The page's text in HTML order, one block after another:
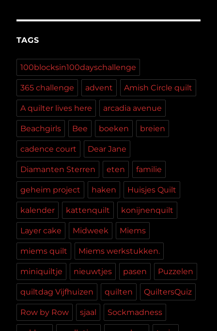
TAGS
100blocksin100dayschallenge
365 challenge advent Amish Circle quilt
A quilter lives here arcadia avenue
Beachgirls Bee boeken breien
cadence court Dear Jane
Diamanten Sterren eten familie
geheim project haken Huisjes Quilt
kalender kattenquilt konijnenquilt
Layer cake Midweek Miems
miems quilt Miems werkstukken.
miniquiltje nieuwtjes pasen Puzzelen
quiltdag Vijfhuizen quilten QuiltersQuiz
Row by Row sjaal Sockmadness